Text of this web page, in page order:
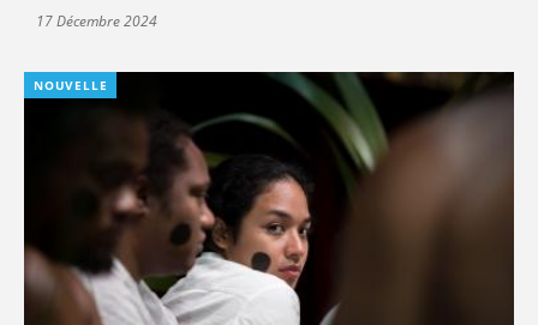
17 Décembre 2024
NOUVELLE